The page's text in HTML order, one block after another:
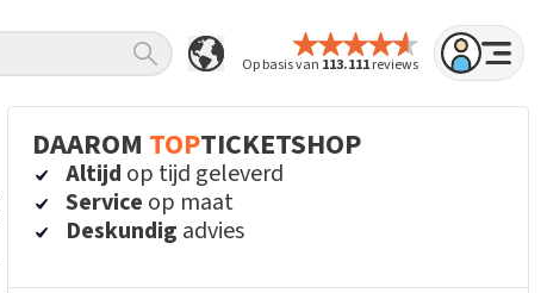
Op basis van 113.111reviews
DAAROM TOPTICKETSHOP
Altijd op tijd geleverd
Service op maat
Deskundig advies